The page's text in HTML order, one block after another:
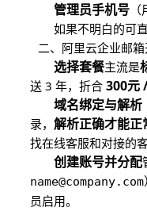
管理员手机号（
如果不明白的可
二、阿里云企业邮箱
选择套餐主流是
送 3 年，折合 300元
域名绑定与解析
录， 解析正确才能正
找在线客服和对接的
创建账号并分配
name@company.com
员启用。